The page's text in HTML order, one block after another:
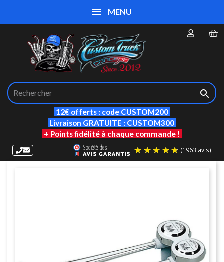

12€ offerts : code CUSTOM200
Livraison GRATUITE : CUSTOM300
+ Points fidélité à chaque commande !
MENU